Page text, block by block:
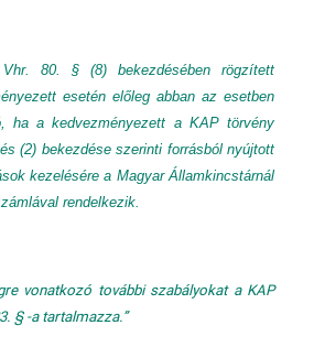
80. § (8) bekezdésében rögzített
esetén előleg abban az esetben
ha a kedvezményezett a KAP törvény
(2) bekezdése szerinti forrásból nyújtott
kezelésére a Magyar Államkincstárnál
rendelkezik.
vonatkozó további szabályokat a KAP
§ -a tartalmazza.”